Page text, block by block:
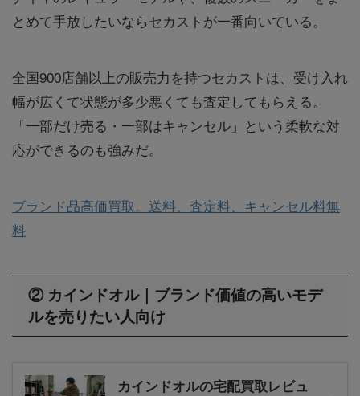
とめて手放したいならセカストが一番向いている。
全国900店舗以上の販売力を持つセカストは、受け入れ
幅が広くて状態が多少悪くても査定してもらえる。
「一部だけ売る・一部はキャンセル」という柔軟な対
応ができるのも強みだ。
ブランド品高価買取。送料、査定料、キャンセル料無
料
② カインドオル｜ブランド価値の高いモデ
ルを売りたい人向け
カインドオルの宅配買取レビュ